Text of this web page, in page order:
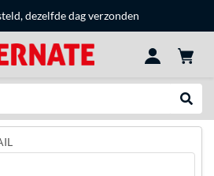
dezelfde dag verzonden